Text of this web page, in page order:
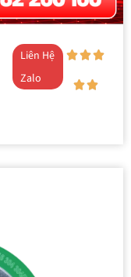
Liên Hệ
Zalo